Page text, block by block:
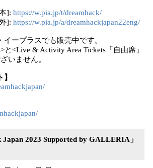
]: https://w.pia.jp/t/dreamhack/
]: https://w.pia.jp/a/dreamhackjapan22eng/
イープラスでも販売中です。
と<Live & Activity Area Tickets「自由席」
いません。
Japan 2023 Supported by GALLERIA」